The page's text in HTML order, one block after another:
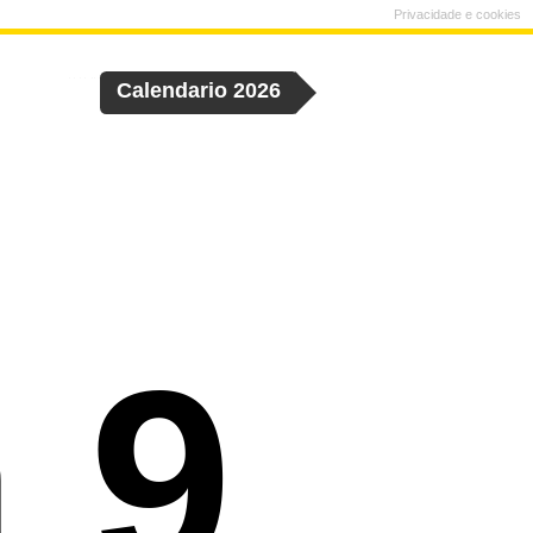
Calendario 2026
Privacidade e cookies